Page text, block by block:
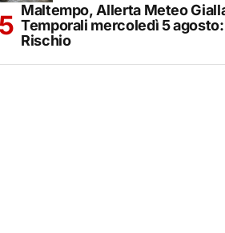
Maltempo, Allerta Meteo
Temporali mercoledì 5
Rischio